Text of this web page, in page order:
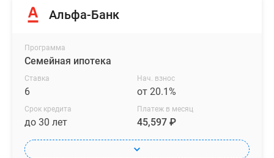
Альфа-Банк
Программа
Семейная ипотека
Ставка
6
Нач. взнос
от 20.1%
Срок кредита
до 30 лет
Платеж в месяц
45,597 ₽